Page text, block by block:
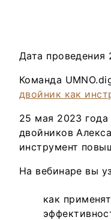
Дата проведения
Команда
двойник как
25 мая 2023 года
двойников
инструмент
На вебинаре вы
как